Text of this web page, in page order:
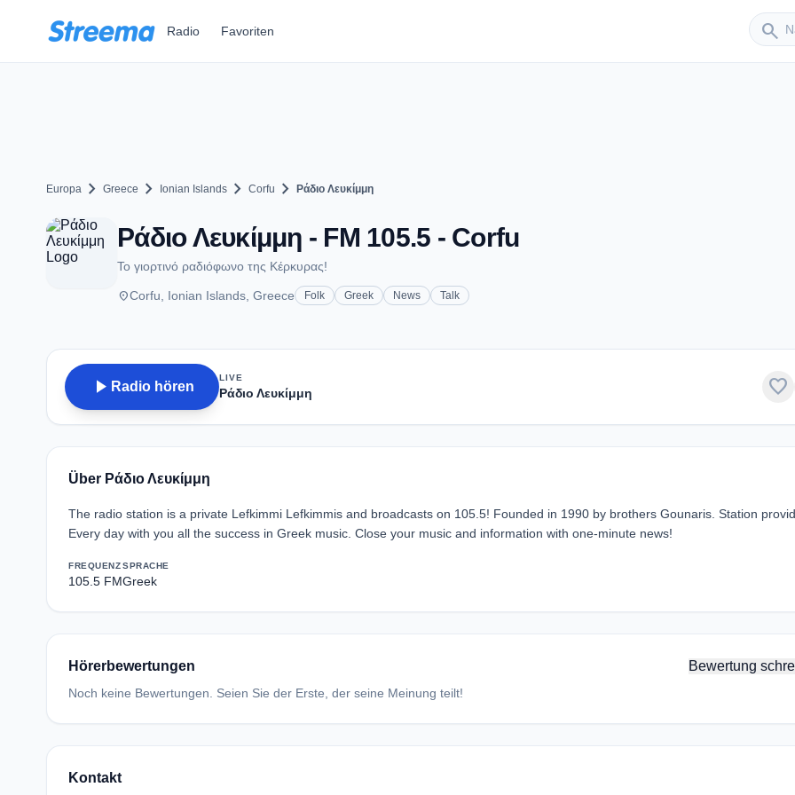
Radio Favoriten search
Sender
Europa chevron_right Greece chevron_right Ionian Islands chevron_right Corfu chevron_right Ράδιο Λευκίμμη
Ράδιο Λευκίμμη - FM 105.5 - Corfu
Το γιορτινό ραδιόφωνο της Κέρκυρας!
placeCorfu, Ionian Islands, Greece Folk Greek News Talk
play_arrow Radio hören
LIVE
Ράδιο Λευκίμμη favorite
Über Ράδιο Λευκίμμη
The radio station is a private Lefkimmi Lefkimmis and broadcasts on 105.5! Founded in 1990 by brothers Gounaris. Station
Every day with you all the success in Greek music. Close your music and information with one-minute news!
FREQUENZ
105.5 FM
SPRACHE
Greek
Hörerbewertungen Bewertung
Noch keine Bewertungen. Seien Sie der Erste, der seine Meinung teilt!
Kontakt